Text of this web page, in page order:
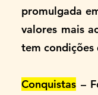
promulgada
valores mais
tem condições
Conquistas –